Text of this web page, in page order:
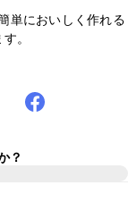
単においしく作れる
。
？